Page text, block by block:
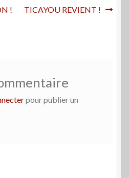
!
Article
TICAYOU REVIENT !
pour publier un